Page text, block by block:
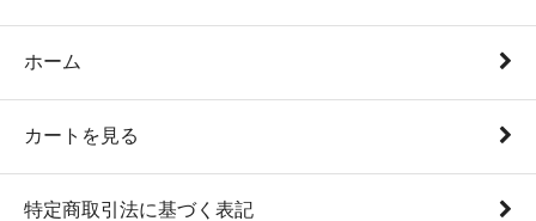
ホーム
カートを見る
特定商取引法に基づく表記